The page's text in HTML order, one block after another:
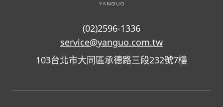
(02)2596-1336
service@yanguo.com.tw
103台北市大同區承德路三段232號7樓